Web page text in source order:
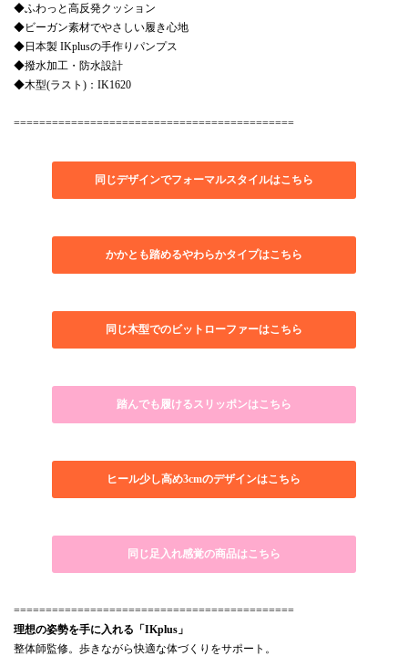
◆ふわっと高反発クッション
◆ビーガン素材でやさしい履き心地
◆日本製 IKplusの手作りパンプス
◆撥水加工・防水設計
◆木型(ラスト)：IK1620
============================================
同じデザインでフォーマルスタイルはこちら
かかとも踏めるやわらかタイプはこちら
同じ木型でのビットローファーはこちら
踏んでも履けるスリッポンはこちら
ヒール少し高め3cmのデザインはこちら
同じ足入れ感覚の商品はこちら
============================================
理想の姿勢を手に入れる「IKplus」
整体師監修。歩きながら快適な体づくりをサポート。